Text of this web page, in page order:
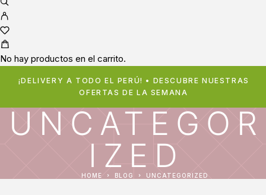
No hay productos en el carrito.
¡DELIVERY A TODO EL PERÚ! • DESCUBRE NUESTRAS
OFERTAS DE LA SEMANA
UNCATEGOR
IZED
HOME BLOG UNCATEGORIZED